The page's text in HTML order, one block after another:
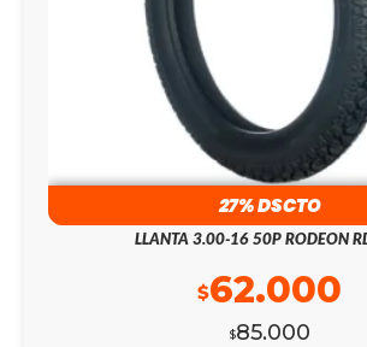
27% DSCTO
LLANTA 3.00-16 50P RODEON
$85.000
$62.000